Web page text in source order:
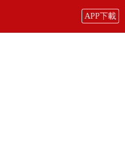
APP下載